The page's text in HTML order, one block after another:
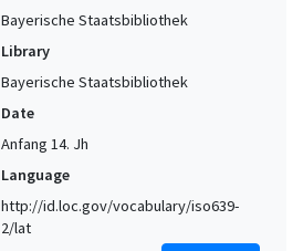
Bayerische Staatsbibliothek
Library
Bayerische Staatsbibliothek
Date
Anfang 14. Jh
Language
http://id.loc.gov/vocabulary/iso639-
2/lat